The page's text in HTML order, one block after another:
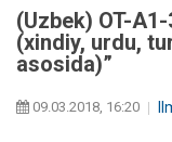
(Uzbek) OT-
(xindiy, urdu,
asosida)”
09.03.2018, 16:20